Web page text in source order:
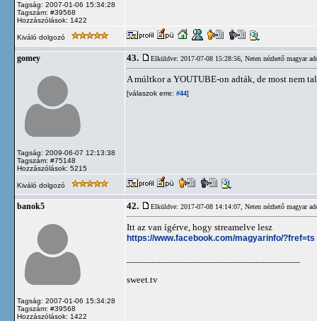
Tagság: 2007-01-06 15:34:28
Tagszám: #39568
Hozzászólások: 1422
Kiváló dolgozó
gomey
Tagság: 2009-06-07 12:13:38
Tagszám: #75148
Hozzászólások: 5215
43. Elküldve: 2017-07-08 15:28:56, Neten nézhető magyar
A múltkor a YOUTUBE-on adták, de most nem
[válaszok erre: #44]
Kiváló dolgozó
banok5
Tagság: 2007-01-06 15:34:28
Tagszám: #39568
Hozzászólások: 1422
42. Elküldve: 2017-07-08 14:14:07, Neten nézhető magyar
Itt az van ígérve, hogy streamelve lesz
https://www.facebook.com/magyarinfo/?fref=ts
sweet.tv